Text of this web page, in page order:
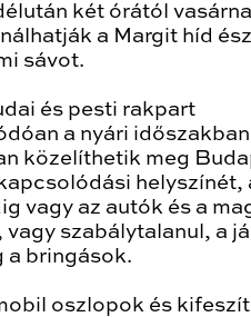
két órától
a Margit híd
sávot.
és pesti rakpart
a nyári időszakban
közelíthetik meg
helyszínét,
vagy az autók és a
szabálytalanul, a
a bringások.
oszlopok és